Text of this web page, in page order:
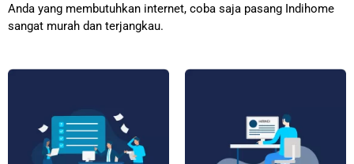
Anda yang membutuhkan internet, coba saja pasang Indihome
sangat murah dan terjangkau.